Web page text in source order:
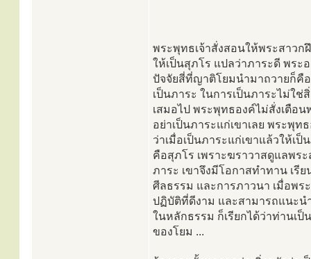
พระพุทธเจ้าสั่งสอนให้พระสาวก
ให้เป็นสุภโร แปลว่าภาระดี พระ
ปัจจัยสี่ที่ญาติโยมนำมาถวายก็คื
เป็นภาระ ในการเป็นภาระไม่ใช่
เสมอไป พระพุทธองค์ไม่สั่งเตือน
อย่าเป็นภาระแก่เขาเลย พระพุท
ว่าเมื่อเป็นภาระแก่เขาแล้วให้เป็
คือสุภโร เพราะฆราวาสดูแลพระ
ภาระ เขาจึงมีโอกาสทำทาน เรีย
ศีลธรรม และการภาวนา เมื่อพร
ปฏิบัติที่ดีงาม และสามารถแนะน
ในหลักธรรม ก็เรียกได้ว่าท่านเป็
ของโยม ...